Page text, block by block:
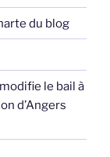
du blog
le bail à
d’Angers